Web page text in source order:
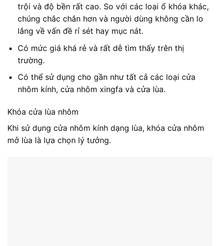
trội và độ bền rất cao. So với các loại ổ khóa khác,
chúng chắc chắn hơn và người dùng không cần lo
lắng về vấn đề rỉ sét hay mục nát.
Có mức giá khá rẻ và rất dễ tìm thấy trên thị
trường.
Có thể sử dụng cho gần như tất cả các loại cửa
nhôm kính, cửa nhôm xingfa và cửa lùa.
Khóa cửa lùa nhôm
Khi sử dụng cửa nhôm kính dạng lùa, khóa cửa nhôm
mở lùa là lựa chọn lý tưởng.